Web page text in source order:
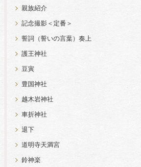
親族紹介
記念撮影＜定番＞
誓詞（誓いの言葉）奏上
護王神社
豆寅
豊国神社
越木岩神社
車折神社
退下
道明寺天満宮
鈴神楽